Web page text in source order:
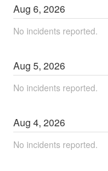
Aug6,2026
No incidents reported.
Aug5,2026
No incidents reported.
Aug4,2026
No incidents reported.